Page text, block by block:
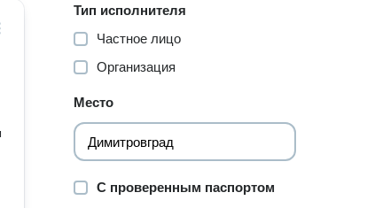
Тип исполнителя
Частное лицо
Организация
Место
С проверенным паспортом